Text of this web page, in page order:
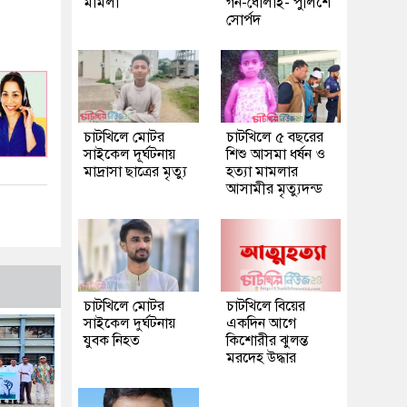
সোর্পদ
চাটখিলে মোটর
সাইকেল দূর্ঘটনায়
মাদ্রাসা ছাত্রের মৃত্যু
চাটখিলে ৫ বছরের
শিশু আসমা ধর্ষন ও
হত্যা মামলার
আসামীর মৃত্যুদন্ড
চাটখিলে মোটর
সাইকেল দুর্ঘটনায়
যুবক নিহত
চাটখিলে বিয়ের
একদিন আগে
কিশোরীর ঝুলন্ত
মরদেহ উদ্ধার